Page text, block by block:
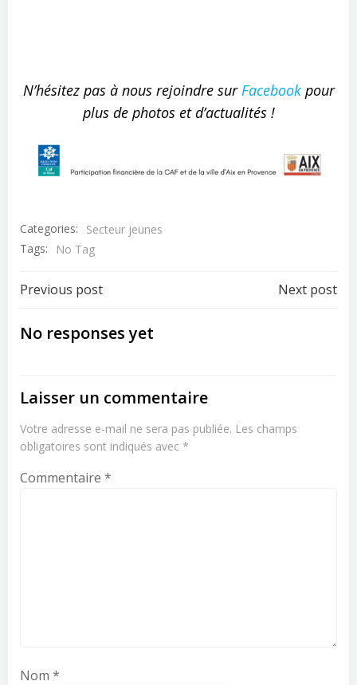
N’hésitez pas à nous rejoindre sur Facebookpour
plus de photos et d’actualités !
Categories:
Secteur jeunes
Tags:
No Tag
Post
navigation
Previous post Next post
No responses yet
Laisser un commentaire
Votre adresse e-mail ne sera pas publiée. Les champs
obligatoires sont indiqués avec *
Commentaire *
Nom *